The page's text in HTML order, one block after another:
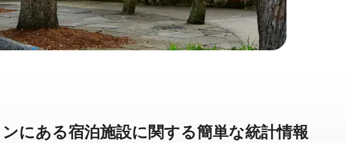
に⁠あ⁠る宿⁠泊⁠施⁠設⁠に関⁠す⁠る簡⁠単⁠な統⁠計⁠情⁠報